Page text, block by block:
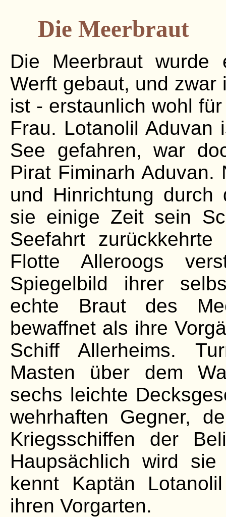
Die Meerbraut
Die Meerbraut wurde
Werft gebaut, und
ist - erstaunlich wohl
Frau. Lotanolil
See gefahren, war
Pirat Fiminarh Aduvan.
und Hinrichtung durch
sie einige Zeit sein
Seefahrt
Flotte Alleroogs
Spiegelbild ihrer
echte Braut des
bewaffnet als ihre
Schiff Allerheims.
Masten über dem
sechs leichte
wehrhaften Gegner,
Kriegsschiffen der
Haupsächlich wird
kennt Kaptän
ihren Vorgarten.